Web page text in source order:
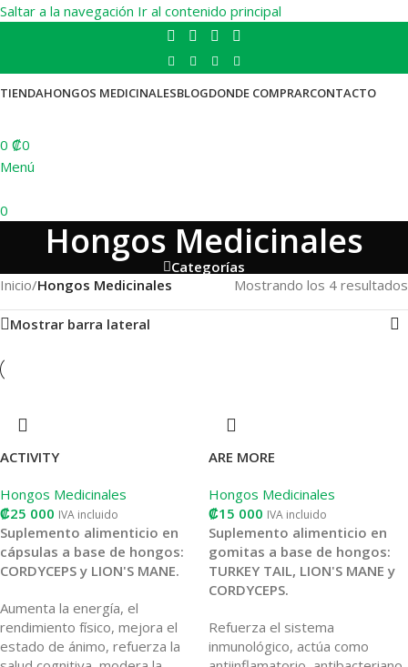
Saltar a la navegación Ir al contenido principal
TIENDAHONGOS MEDICINALESBLOGDONDE COMPRARCONTACTO
0 ₡0
Menú
0
Hongos Medicinales
Categorías
Inicio/Hongos Medicinales Mostrando los 4 resultados
Mostrar barra lateral
ACTIVITY
Hongos Medicinales
₡25 000 IVA incluido
Suplemento alimenticio en
cápsulas a base de hongos:
CORDYCEPS y LION'S MANE.
Aumenta la energía, el
rendimiento físico, mejora el
estado de ánimo, refuerza la
ARE MORE
Hongos Medicinales
₡15 000 IVA incluido
Suplemento alimenticio en
gomitas a base de hongos:
TURKEY TAIL, LION'S MANE y
CORDYCEPS.
Refuerza el sistema
inmunológico, actúa como